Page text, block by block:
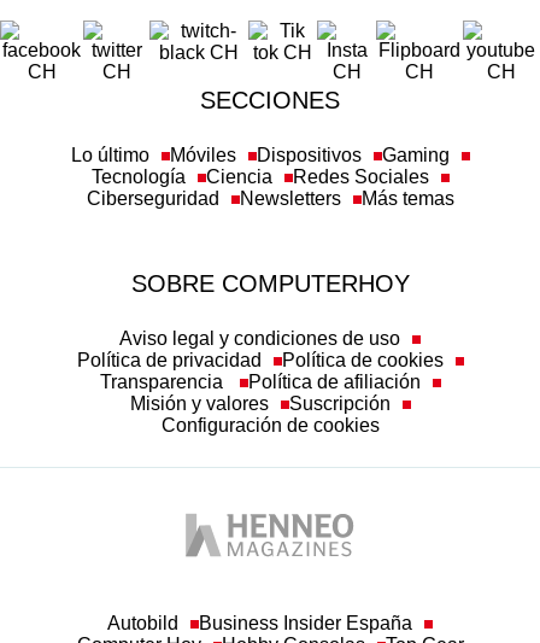
SECCIONES
Lo último Móviles Dispositivos
Gaming
Tecnología
Ciencia
Redes Sociales
Ciberseguridad
Newsletters Más temas
SOBRE COMPUTERHOY
Aviso legal y condiciones de uso
Política de privacidad
Política de cookies
Transparencia
Política de afiliación
Misión y valores
Suscripción
Configuración de cookies
Autobild
Business Insider España